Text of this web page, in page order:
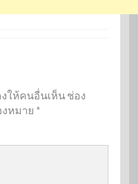
ให้คนอื่นเห็นช่อง
หมาย *